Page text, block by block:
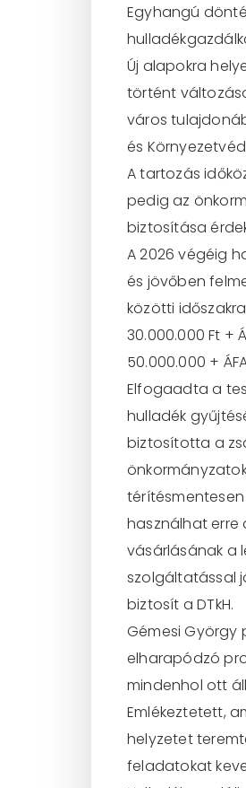
Egyhangú
Új alapokra
történt
város
és
A tartozás
pedig az
biztosítása
A 2026 végéig
és jövőben
közötti
30.000.000 Ft +
50.000.000 +
Elfogaadta a
hulladék
biztosította a
használhat erre
vásárlásának a
szolgáltatással
biztosít a DTkH.
Gémesi
elharapódzó
mindenhol ott
Emlékeztetett,
helyzetet
feladatokat